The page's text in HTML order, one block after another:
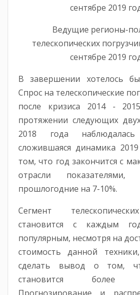
Ведущие регионы-
телескопических
сентябре 2019
В завершении хотелось
Спрос на телескопические
после кризиса 2014 -
протяжении следующих
2018 года
сложившаяся динамика
том, что год закончится с
отрасли показателями,
прошлогодние на 7-10%.
Сегмент
становится с каждым
популярным, несмотря на
стоимость данной
сделать вывод о том,
становится более